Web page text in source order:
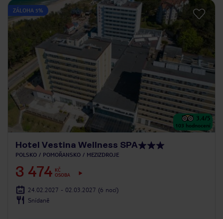
ZÁLOHA 5%
3.4/5
103 hodnocení
Hotel Vestina Wellness SPA
POLSKO POMOŘANSKO MEZIZDROJE
3 474 KČ
OSOBA
24.02.2027 - 02.03.2027 (6 nocí)
Snídaně